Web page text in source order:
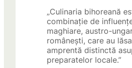
„Culinaria bihoreană
combinație de
maghiare, austro-
românești, care au
amprentă distinctă
preparatelor locale.”